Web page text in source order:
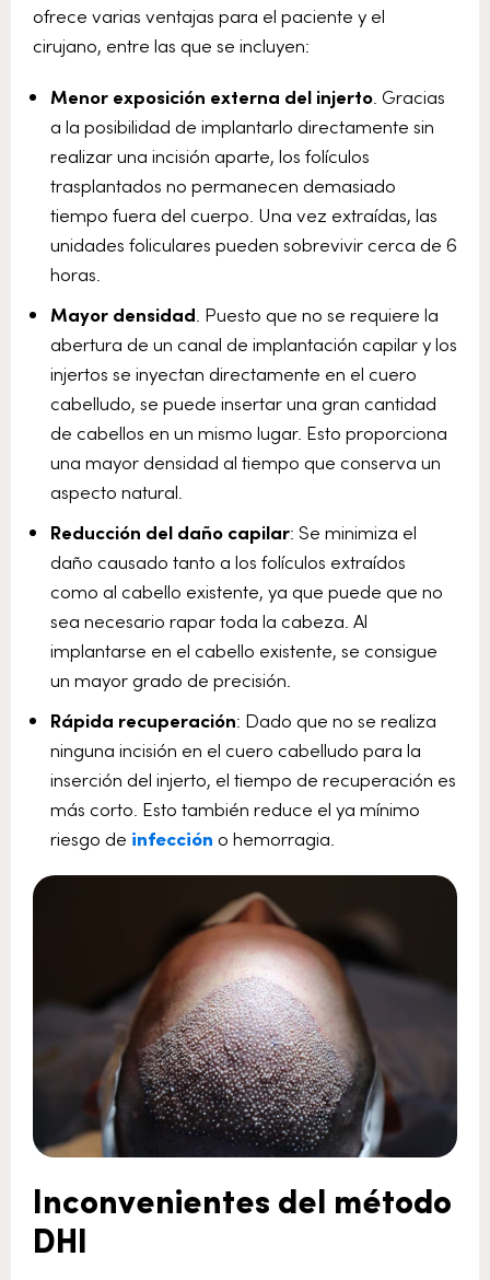
ofrece varias ventajas para el paciente y el
cirujano, entre las que se incluyen:
Menor exposición externa del injerto . Gracias
a la posibilidad de implantarlo directamente sin
realizar una incisión aparte, los folículos
trasplantados no permanecen demasiado
tiempo fuera del cuerpo. Una vez extraídas, las
unidades foliculares pueden sobrevivir cerca de 6
horas.
Mayor densidad . Puesto que no se requiere la
abertura de un canal de implantación capilar y los
injertos se inyectan directamente en el cuero
cabelludo, se puede insertar una gran cantidad
de cabellos en un mismo lugar. Esto proporciona
una mayor densidad al tiempo que conserva un
aspecto natural.
Reducción del daño capilar: Se minimiza el
daño causado tanto a los folículos extraídos
como al cabello existente, ya que puede que no
sea necesario rapar toda la cabeza. Al
implantarse en el cabello existente, se consigue
un mayor grado de precisión.
Rápida recuperación: Dado que no se realiza
ninguna incisión en el cuero cabelludo para la
inserción del injerto, el tiempo de recuperación es
más corto. Esto también reduce el ya mínimo
riesgo de infección o hemorragia.
Inconvenientes del método
DHI